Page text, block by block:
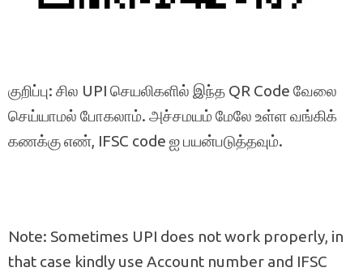
குறிப்பு: சில UPI செயலிகளில் இந்த QR Code வேலை
செய்யாமல் போகலாம். அச்சமயம் மேலே உள்ள வங்கிக்
கணக்கு எண், IFSC code ஐ பயன்படுத்தவும்.
Note: Sometimes UPI does not work properly, in
that case kindly use Account number and IFSC